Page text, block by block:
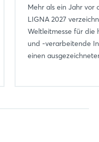
Mehr als ein Jahr vor
LIGNA 2027
Weltleitmesse für die
und -verarbeitende
einen